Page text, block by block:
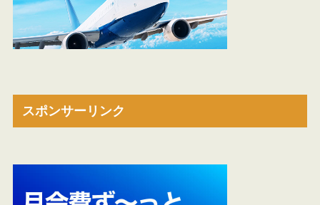
スポンサーリンク